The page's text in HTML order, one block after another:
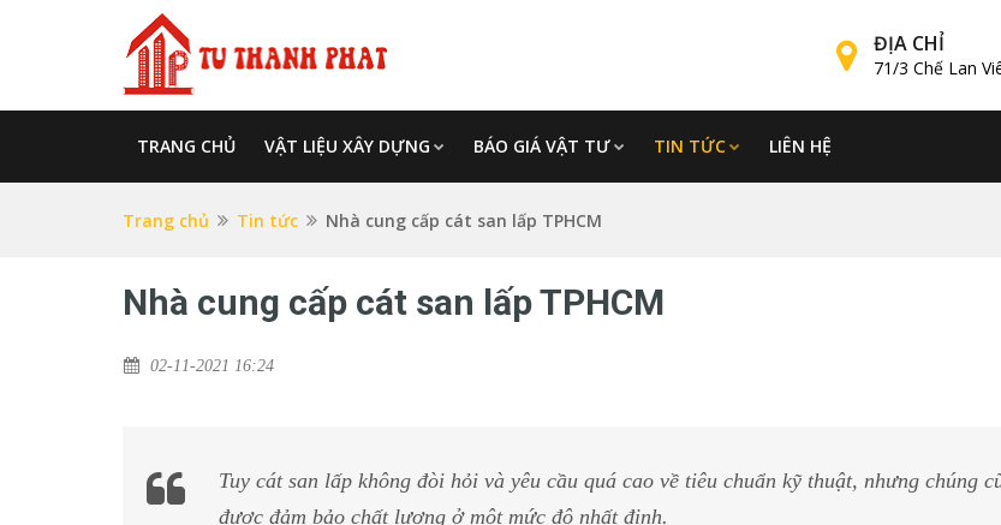
ĐỊA CHỈ
71/3 Chế Lan
TRANG CHỦ VẬT LIỆU XÂY DỰNG BÁO GIÁ VẬT TƯ TIN TỨC LIÊN HỆ
Trang chủ Tin tức Nhà cung cấp cát san lấp TPHCM
Nhà cung cấp cát san lấp TPHCM
02-11-2021 16:24
Tuy cát san lấp không đòi hỏi và yêu cầu quá cao về tiêu chuẩn kỹ thuật, nhưng chúng
được đảm bảo chất lượng ở một mức độ nhất định.